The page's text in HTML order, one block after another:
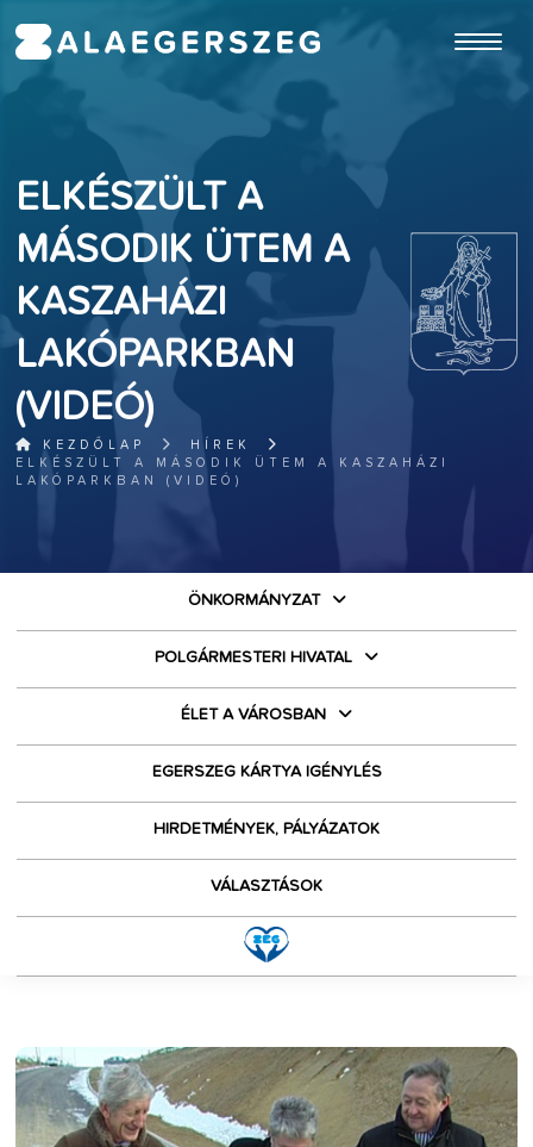
ELKÉSZÜLT A
MÁSODIK ÜTEM A
KASZAHÁZI
LAKÓPARKBAN
(VIDEÓ)
KEZDŐLAP
HÍREK
ELKÉSZÜLT A MÁSODIK ÜTEM A KASZAHÁZI
LAKÓPARKBAN (VIDEÓ)
ÖNKORMÁNYZAT
POLGÁRMESTERI HIVATAL
ÉLET A VÁROSBAN
EGERSZEG KÁRTYA IGÉNYLÉS
HIRDETMÉNYEK, PÁLYÁZATOK
VÁLASZTÁSOK